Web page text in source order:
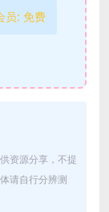
员: 免费
资源分享，不提
请自行分辨测